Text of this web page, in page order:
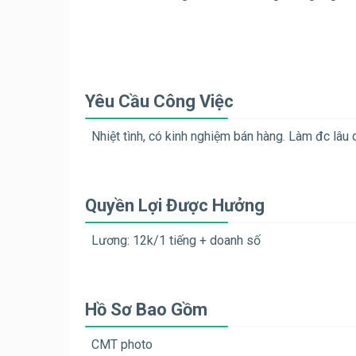
Yêu Cầu Công Việc
Nhiệt tình, có kinh nghiệm bán hàng. Làm đc lâu
Quyền Lợi Được Hưởng
Lương: 12k/1 tiếng + doanh số
Hồ Sơ Bao Gồm
CMT photo